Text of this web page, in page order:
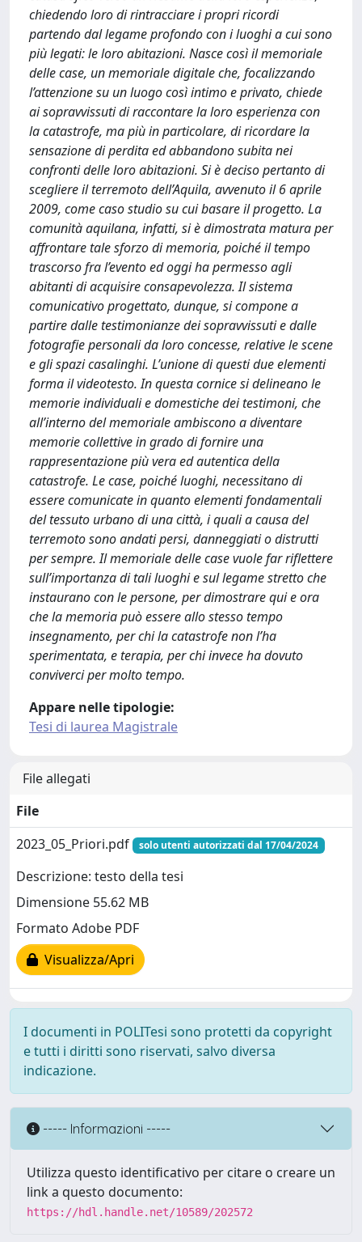
chiedendo loro di rintracciare i propri ricordi
partendo dal legame profondo con i luoghi a cui sono
più legati: le loro abitazioni. Nasce così il memoriale
delle case, un memoriale digitale che, focalizzando
l’attenzione su un luogo così intimo e privato, chiede
ai sopravvissuti di raccontare la loro esperienza con
la catastrofe, ma più in particolare, di ricordare la
sensazione di perdita ed abbandono subita nei
confronti delle loro abitazioni. Si è deciso pertanto di
scegliere il terremoto dell’Aquila, avvenuto il 6 aprile
2009, come caso studio su cui basare il progetto. La
comunità aquilana, infatti, si è dimostrata matura per
affrontare tale sforzo di memoria, poiché il tempo
trascorso fra l’evento ed oggi ha permesso agli
abitanti di acquisire consapevolezza. Il sistema
comunicativo progettato, dunque, si compone a
partire dalle testimonianze dei sopravvissuti e dalle
fotografie personali da loro concesse, relative le scene
e gli spazi casalinghi. L’unione di questi due elementi
forma il videotesto. In questa cornice si delineano le
memorie individuali e domestiche dei testimoni, che
all’interno del memoriale ambiscono a diventare
memorie collettive in grado di fornire una
rappresentazione più vera ed autentica della
catastrofe. Le case, poiché luoghi, necessitano di
essere comunicate in quanto elementi fondamentali
del tessuto urbano di una città, i quali a causa del
terremoto sono andati persi, danneggiati o distrutti
per sempre. Il memoriale delle case vuole far riflettere
sull’importanza di tali luoghi e sul legame stretto che
instaurano con le persone, per dimostrare qui e ora
che la memoria può essere allo stesso tempo
insegnamento, per chi la catastrofe non l’ha
sperimentata, e terapia, per chi invece ha dovuto
conviverci per molto tempo.
Appare nelle tipologie:
Tesi di laurea Magistrale
File allegati
File
2023_05_Priori.pdf
solo utenti autorizzati dal 17/04/2024
Descrizione: testo della tesi
Dimensione 55.62 MB
Formato Adobe PDF
Visualizza/Apri
I documenti in POLITesi sono protetti da copyright
e tutti i diritti sono riservati, salvo diversa
indicazione.
----- Informazioni -----
Utilizza questo identificativo per citare o creare un
link a questo documento:
https://hdl.handle.net/10589/202572